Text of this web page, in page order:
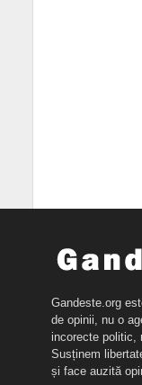
Gandeste.org
de opinii, nu o
incorecte politic,
Susținem
și face auzită